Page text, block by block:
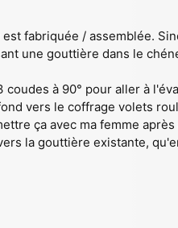
fabriquée / assemblée.
une gouttière dans le
à 90° pour aller à
vers le coffrage volets
ça avec ma femme
la gouttière existante,